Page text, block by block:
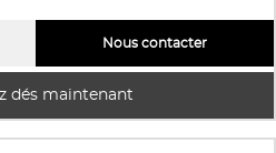
dés maintenant
Nous contacter